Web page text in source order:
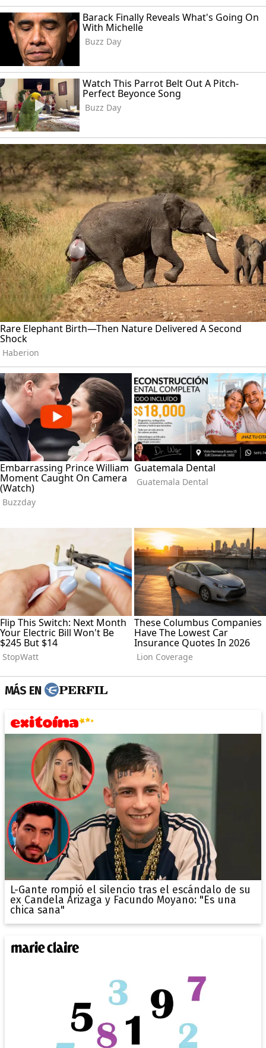
MÁS EN
L-Gante rompió el silencio tras el escándalo de su
ex Candela Arizaga y Facundo Moyano: "Es una
chica sana"